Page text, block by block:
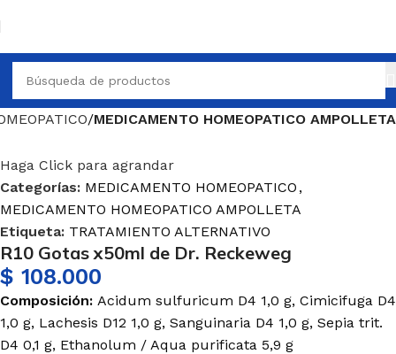
MEDICAMENTO HOMEOPATICO AMPOLLETA
Haga Click para agrandar
Categorías: MEDICAMENTO HOMEOPATICO ,
MEDICAMENTO HOMEOPATICO AMPOLLETA
Etiqueta: TRATAMIENTO ALTERNATIVO
R10 Gotas x50ml de Dr. Reckeweg
$ 108.000
Composición: Acidum sulfuricum D4 1,0 g, Cimicifuga D4
1,0 g, Lachesis D12 1,0 g, Sanguinaria D4 1,0 g, Sepia trit.
D4 0,1 g, Ethanolum / Aqua purificata 5,9 g